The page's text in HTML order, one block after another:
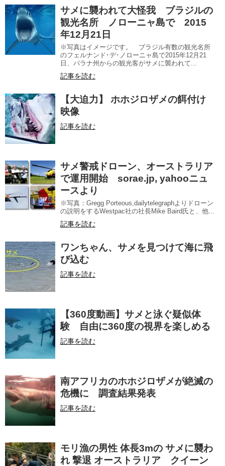
サメに襲われて大怪我 ブラジルの
観光名所 ノローニャ島で 2015
年12月21日
※写真はイメージです。 ブラジル有数の観光名所
のフェルナンド･デ･ノローニャ島で2015年12月21
日、パラナ州からの観光客がサメに襲われて...
記事を読む
【大迫力】 ホホジロザメの餌付け
映像
記事を読む
サメ警戒ドローン、オーストラリア
で運用開始 sorae.jp, yahooニュ
ースより
※写真：Gregg Porteous,dailytelegraphよりドローン
の説明をするWestpac社の社長Mike Baird氏と、他...
記事を読む
ワンちゃん、サメを見つけて海に飛
び込む
記事を読む
【360度動画】サメと泳ぐ疑似体
験 自由に360度の視界を楽しめる
記事を読む
南アフリカのホホジロザメが絶滅の
危機に 調査結果発表
記事を読む
モリ漁の男性 体長3mの サメに襲わ
れ 撃退 オーストラリア クイーン